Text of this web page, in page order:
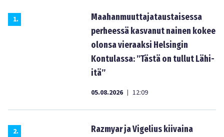
1.
Maahanmuuttajataustaisessa
perheessä kasvanut nainen kokee
olonsa vieraaksi Helsingin
Kontulassa: ”Tästä on tullut Lähi-
itä”
05.08.2026 | 12:09
2.
Razmyar ja Vigelius kiivaina